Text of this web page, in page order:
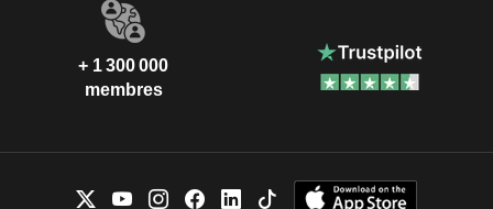
+ 1 300 000
membres